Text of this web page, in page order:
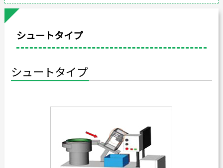
シュートタイプ
シュートタイプ
海外拠点
個人情報の取り扱い
カタログダウンロード
採用情報